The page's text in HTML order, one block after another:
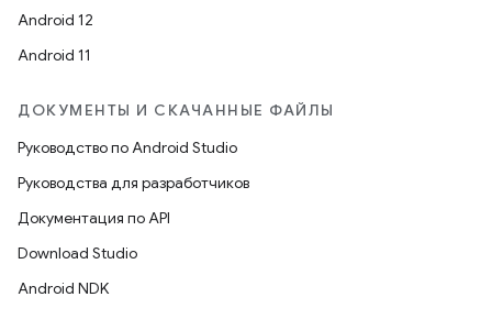
Android 12
Android 11
ДОКУМЕНТЫ И СКАЧАННЫЕ ФАЙЛЫ
Руководство по Android Studio
Руководства для разработчиков
Документация по API
Download Studio
Android NDK